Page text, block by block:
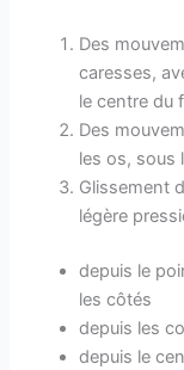
Des
caresses,
le centre du
Des
les os, sous
Glissement
légère
depuis le
les côtés
depuis les
depuis le